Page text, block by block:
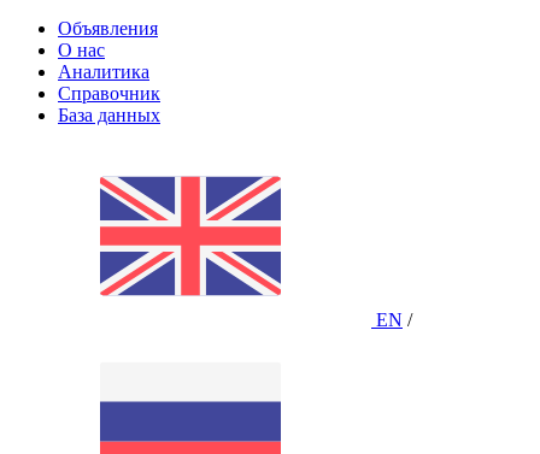
Объявления
О нас
Аналитика
Справочник
База данных
EN /